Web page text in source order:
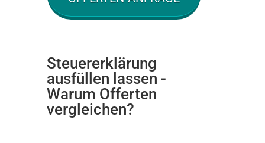
Steuererklärung
ausfüllen lassen -
Warum Offerten
vergleichen?